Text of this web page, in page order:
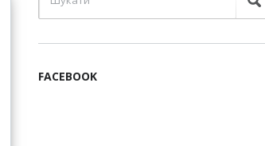
FACEBOOK